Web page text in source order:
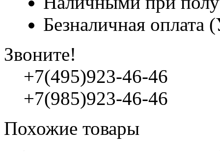
Безналичная
Звоните!
+7(495)923-46-46
+7(985)923-46-46
Похожие товары